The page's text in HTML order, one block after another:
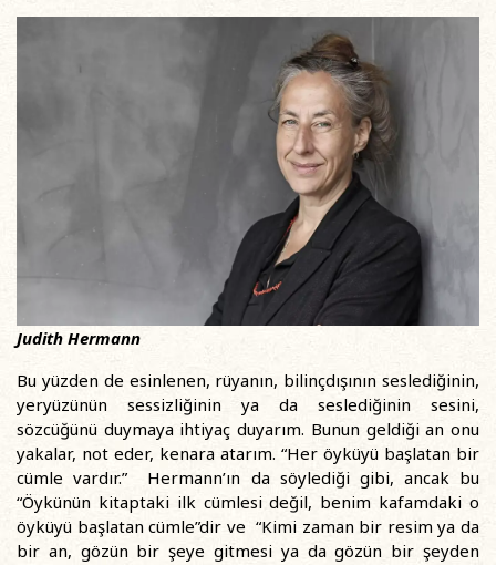
Judith Hermann
Bu yüzden de esinlenen, rüyanın, bilinçdışının seslediğinin,
yeryüzünün sessizliğinin ya da seslediğinin sesini,
sözcüğünü duymaya ihtiyaç duyarım. Bunun geldiği an onu
yakalar, not eder, kenara atarım. “Her öyküyü başlatan bir
cümle vardır.” Hermann’ın da söylediği gibi, ancak bu
“Öykünün kitaptaki ilk cümlesi değil, benim kafamdaki o
öyküyü başlatan cümle”dir ve “Kimi zaman bir resim ya da
bir an, gözün bir şeye gitmesi ya da gözün bir şeyden